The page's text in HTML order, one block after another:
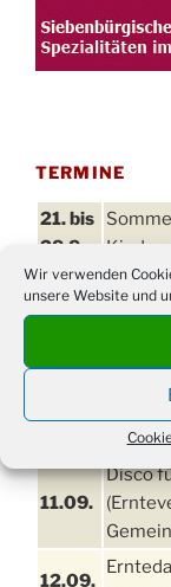
Wir verwenden
unsere Website und
TERMINE
21. bis
28.8.
Kinder
29.08.
Damen
09:00
11.09.
Disco
12.09.